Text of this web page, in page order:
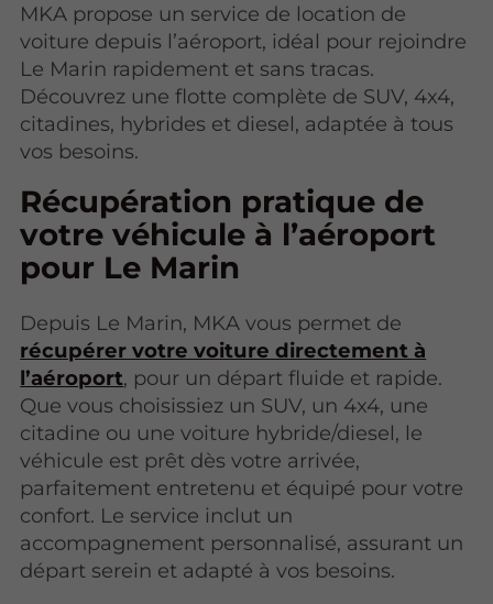
MKA propose un service de location de
voiture depuis l’aéroport, idéal pour rejoindre
Le Marin rapidement et sans tracas.
Découvrez une flotte complète de SUV, 4x4,
citadines, hybrides et diesel, adaptée à tous
vos besoins.
Récupération pratique de
votre véhicule à l’aéroport
pour Le Marin
Depuis Le Marin, MKA vous permet de
récupérer votre voiture directement à
l’aéroport, pour un départ fluide et rapide.
Que vous choisissiez un SUV, un 4x4, une
citadine ou une voiture hybride/diesel, le
véhicule est prêt dès votre arrivée,
parfaitement entretenu et équipé pour votre
confort. Le service inclut un
accompagnement personnalisé, assurant un
départ serein et adapté à vos besoins.